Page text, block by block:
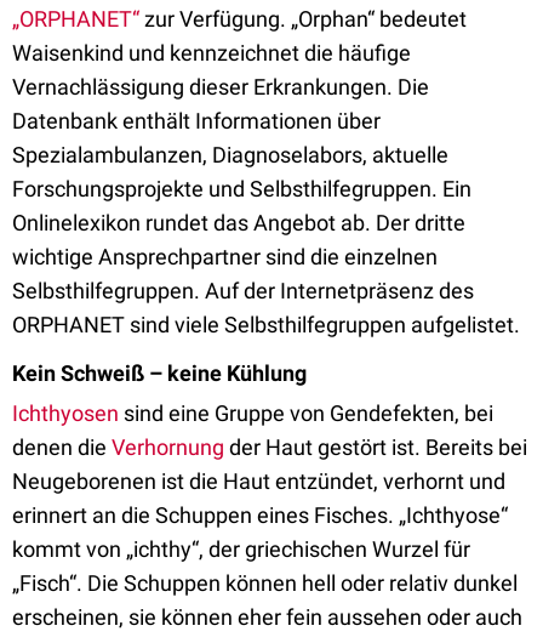
„ORPHANET“zur Verfügung. „Orphan“ bedeutet
Waisenkind und kennzeichnet die häufige
Vernachlässigung dieser Erkrankungen. Die
Datenbank enthält Informationen über
Spezialambulanzen, Diagnoselabors, aktuelle
Forschungsprojekte und Selbsthilfegruppen. Ein
Onlinelexikon rundet das Angebot ab. Der dritte
wichtige Ansprechpartner sind die einzelnen
Selbsthilfegruppen. Auf der Internetpräsenz des
ORPHANET sind viele Selbsthilfegruppen aufgelistet.
Kein Schweiß – keine Kühlung
Ichthyosen sind eine Gruppe von Gendefekten, bei
denen die Verhornung der Haut gestört ist. Bereits bei
Neugeborenen ist die Haut entzündet, verhornt und
erinnert an die Schuppen eines Fisches. „Ichthyose“
kommt von „ichthy“, der griechischen Wurzel für
„Fisch“. Die Schuppen können hell oder relativ dunkel
erscheinen, sie können eher fein aussehen oder auch